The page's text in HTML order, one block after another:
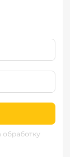
обработку